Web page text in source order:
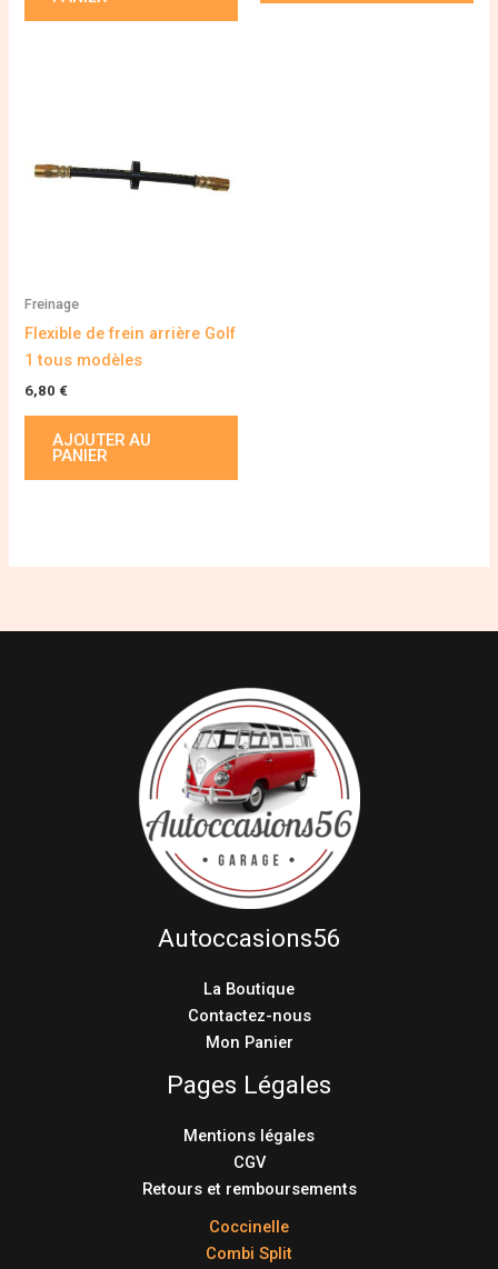
Freinage
Flexible de frein arrière Golf
1 tous modèles
6,80 €
AJOUTER AU
PANIER
Autoccasions56
La Boutique
Contactez-nous
Mon Panier
Pages Légales
Mentions légales
CGV
Retours et remboursements
Coccinelle
Combi Split